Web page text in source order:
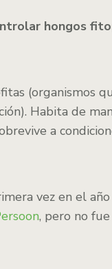
hongos
(organismos
Habita de
a
vez en el
, pero no